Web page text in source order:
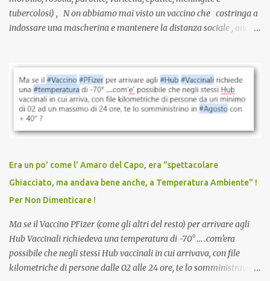
tubercolosi) , N on abbiamo mai visto un vaccino che costringa a
indossare una mascherina e mantenere la distanza sociale , anche
vaccinazione. Non avevamo mai sentito parlare di ricompense,
sconti, incentivi per vaccinarsi. Non avevamo mai visto
discriminazioni per coloro che non l’hanno fatto. Se non sei stato
vaccinato, nessuno aveva prima cercato di farti sentire una
persona cattiva. Non avevamo mai visto un vaccino che minacci le
vaccino usato per minacciare i mezzi di sussistenza, il lavoro o la
scuola. Non avevamo mai visto un vaccino che permettesse a un
dodicenne di ignorare il consenso dei genitori. Dopo tutti i vaccini
che abbiamo elencato sopra...
Era un po' come l' Amaro del Capo, era "spettacolare
Ghiacciato, ma andava bene anche, a Temperatura Ambiente" !
Per Non Dimenticare !
Ma se il Vaccino PFizer (come gli altri del resto) per arrivare agli
Hub Vaccinali richiedeva una temperatura di -70° ... .com'era
possibile che negli stessi Hub vaccinali in cui arrivava, con file
kilometriche di persone dalle 02 alle 24 ore, te lo somministravano